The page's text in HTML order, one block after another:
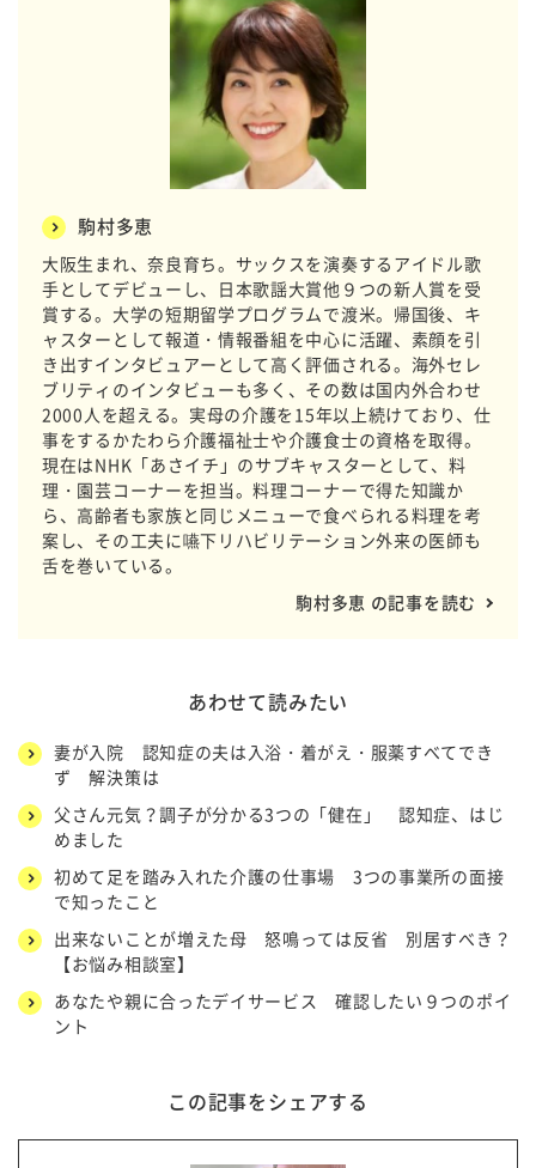
駒村多恵
大阪生まれ、奈良育ち。サックスを演奏するアイドル歌
手としてデビューし、日本歌謡大賞他９つの新人賞を受
賞する。大学の短期留学プログラムで渡米。帰国後、キ
ャスターとして報道・情報番組を中心に活躍、素顔を引
き出すインタビュアーとして高く評価される。海外セレ
ブリティのインタビューも多く、その数は国内外合わせ
2000人を超える。実母の介護を15年以上続けており、仕
事をするかたわら介護福祉士や介護食士の資格を取得。
現在はNHK「あさイチ」のサブキャスターとして、料
理・園芸コーナーを担当。料理コーナーで得た知識か
ら、高齢者も家族と同じメニューで食べられる料理を考
案し、その工夫に嚥下リハビリテーション外来の医師も
舌を巻いている。
駒村多恵 の記事を読む
あわせて読みたい
妻が入院 認知症の夫は入浴・着がえ・服薬すべてでき
ず 解決策は
父さん元気？調子が分かる3つの「健在」 認知症、はじ
めました
初めて足を踏み入れた介護の仕事場 3つの事業所の面接
で知ったこと
出来ないことが増えた母 怒鳴っては反省 別居すべき？
【お悩み相談室】
あなたや親に合ったデイサービス 確認したい９つのポイ
ント
この記事をシェアする